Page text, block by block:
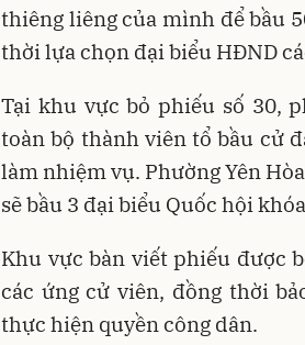
thiêng liêng của mình để bầu
thời lựa chọn đại biểu HĐND
Tại khu vực bỏ phiếu số 30,
toàn bộ thành viên tổ bầu cử
làm nhiệm vụ. Phường Yên
sẽ bầu 3 đại biểu Quốc hội
Khu vực bàn viết phiếu được
các ứng cử viên, đồng thời
thực hiện quyền công dân.